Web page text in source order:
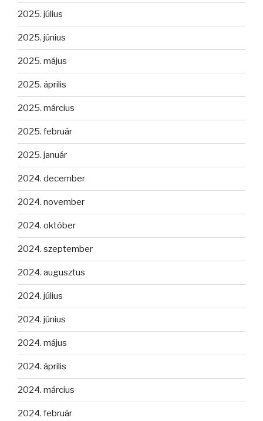
2025. július
2025. június
2025. május
2025. április
2025. március
2025. február
2025. január
2024. december
2024. november
2024. október
2024. szeptember
2024. augusztus
2024. július
2024. június
2024. május
2024. április
2024. március
2024. február